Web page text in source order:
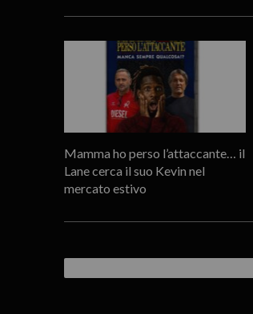
Mamma ho perso l’attaccante… il
Lane cerca il suo Kevin nel
mercato estivo